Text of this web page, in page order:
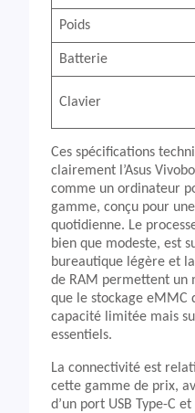
Poids
Batterie
Clavier
Ces spécifications
clairement l’Asus
comme un ordinateur
gamme, conçu pour
quotidienne. Le
bien que modeste, est
bureautique légère et
de RAM permettent un
que le stockage eMMC
capacité limitée mais
essentiels.
La connectivité est
cette gamme de prix,
d’un port USB Type-C